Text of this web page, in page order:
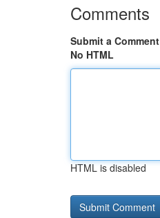
Comments
Submit a Comment
No HTML
HTML is disabled